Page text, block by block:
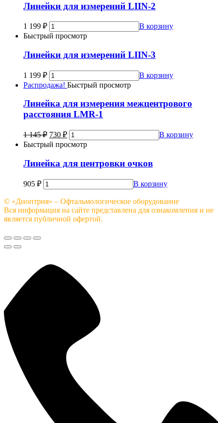
Линейки для измерений LIIN-2
1 199 ₽
В корзину
Быстрый просмотр
Линейки для измерений LIIN-3
1 199 ₽
В корзину
Распродажа! Быстрый просмотр
Линейка для измерения межцентрового
расстояния LMR-1
1 145₽ 730 ₽
В корзину
Быстрый просмотр
Линейка для центровки очков
905 ₽ В корзину
© «Диоптрия» – Офтальмологическое оборудование
Вся информация на сайте представлена для ознакомления и не
является публичной офертой.